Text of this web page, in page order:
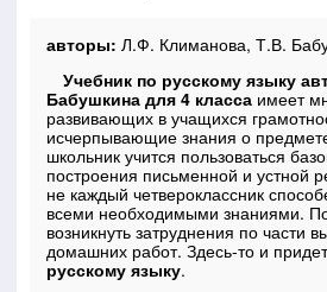
авторы:Л.Ф. Климанова, Т.В.
Учебник по русскому языку
Бабушкина для 4 класса имеет
развивающих в учащихся
исчерпывающие знания о
школьник учится пользоваться
построения письменной и устной
не каждый четвероклассник
всеми необходимыми знаниями.
возникнуть затруднения по части
домашних работ. Здесь-то и
русскому языку.